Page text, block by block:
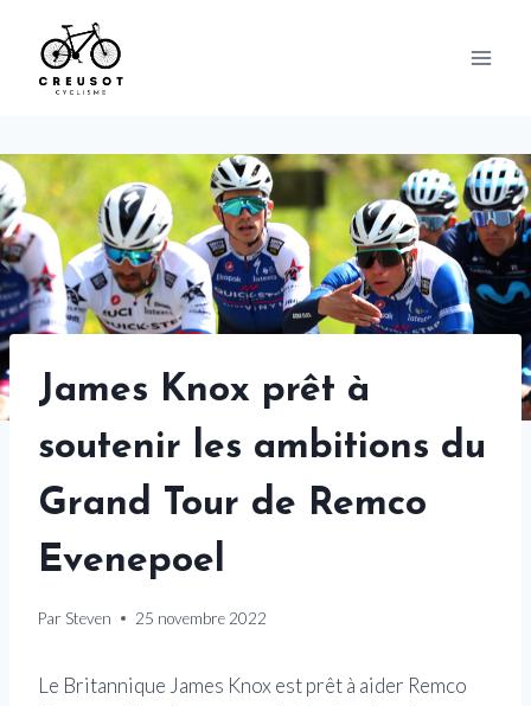
content
James Knox prêt à
soutenir les ambitions du
Grand Tour de Remco
Evenepoel
Par Steven 25 novembre 2022
Le Britannique James Knox est prêt à aider Remco